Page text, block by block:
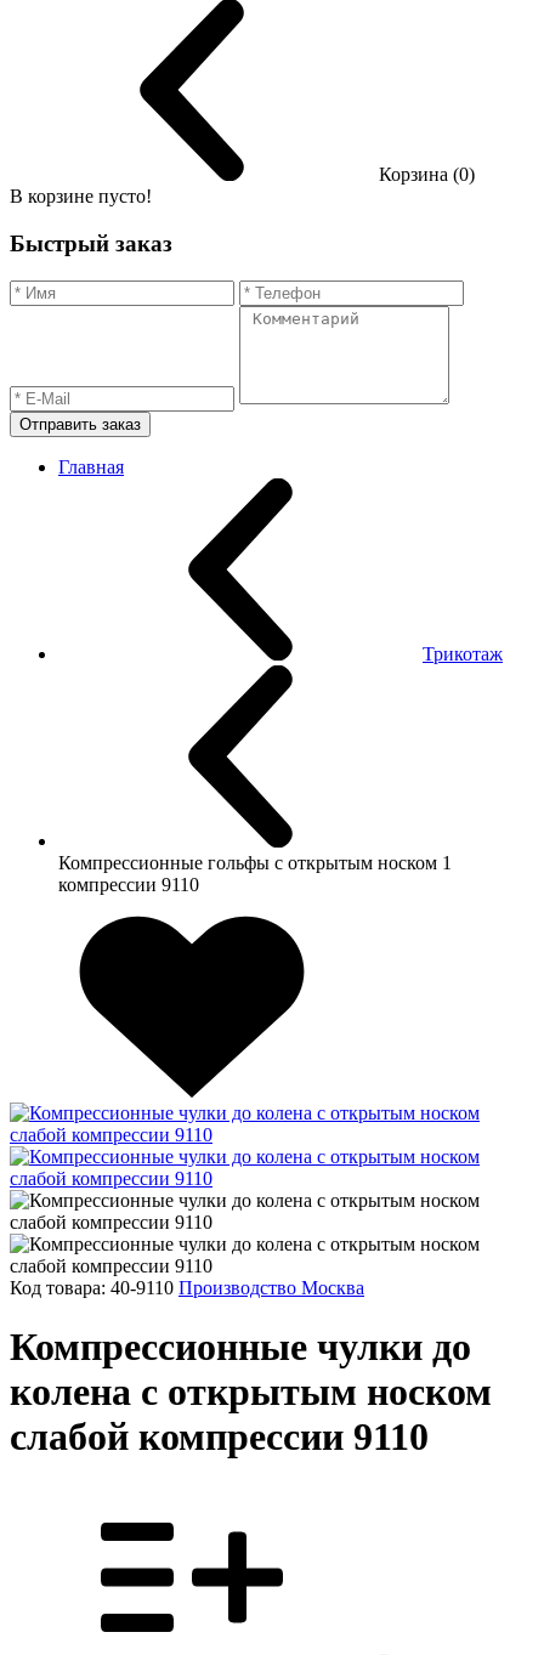
Корзина (0)
В корзине пусто!
Быстрый заказ
Отправить заказ
Главная
Трикотаж
Компрессионные гольфы с открытым носком 1
компрессии 9110
Код товара: 40-9110 Производство Москва
Компрессионные чулки до
колена с открытым носком
слабой компрессии 9110